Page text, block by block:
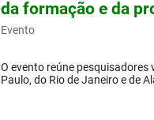
da formação e da
Evento
O evento reúne
Paulo, do Rio de Janeiro e de